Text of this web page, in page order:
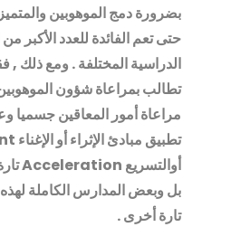
بضرورة دمج الموهوبين
حتى تعم الفائدة للعدد الأكبر
الدراسية المختلفة . ومع ذلك ,
تطالب بمراعاة شؤون
مراعاة أمور المعاقين جسميا
تطبيق مبادئ الإثراء أو الإغناء
أوالتسريع
بل وبعض المدارس الكاملة لهذه
تارة أخرى.